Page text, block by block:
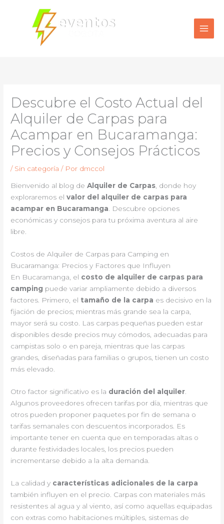
contenido
Descubre el Costo Actual del
Alquiler de Carpas para
Acampar en Bucaramanga:
Precios y Consejos Prácticos
/ Sin categoría / Por dmccol
Bienvenido al blog deAlquiler de Carpas, donde hoy
exploraremos elvalor del alquiler de carpas para
acampar en Bucaramanga. Descubre opciones
económicas y consejos para tu próxima aventura al aire
libre.
Costos de Alquiler de Carpas para Camping en
Bucaramanga: Precios y Factores que Influyen
En Bucaramanga, el costo de alquiler de carpas para
camping puede variar ampliamente debido a diversos
factores. Primero, el tamaño de la carpa es decisivo en la
fijación de precios; mientras más grande sea la carpa,
mayor será su costo. Las carpas pequeñas pueden estar
disponibles desde precios muy cómodos, adecuadas para
campistas solo o en pareja, mientras que las carpas
grandes, diseñadas para familias o grupos, tienen un costo
más elevado.
Otro factor significativo es la duración del alquiler
Algunos proveedores ofrecen tarifas por día, mientras que
otros pueden proponer paquetes por fin de semana o
tarifas semanales con descuentos incorporados. Es
importante tener en cuenta que en temporadas altas o
durante festividades locales, los precios pueden
incrementarse debido a la alta demanda.
La calidad y características adicionales de la carpa
también influyen en el precio. Carpas con materiales más
resistentes al agua y al viento, así como aquellas equipadas
con extras como habitaciones múltiples, sistemas de